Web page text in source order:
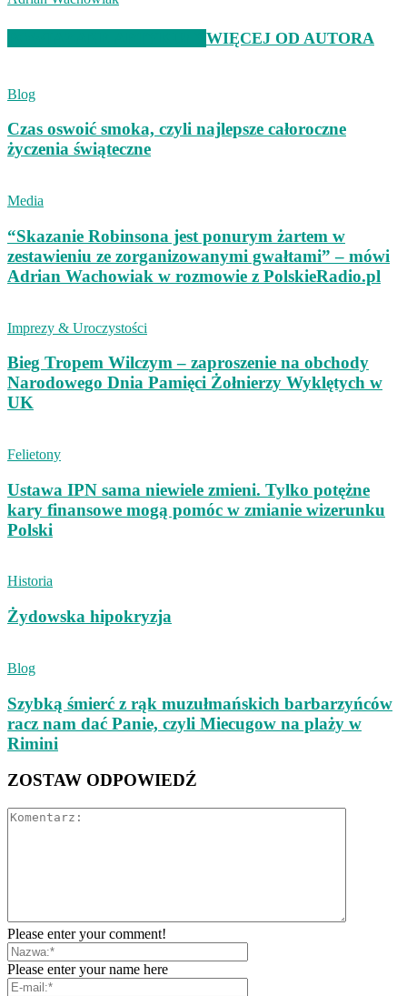
WIĘCEJ OD AUTORA
Blog
Czas oswoić smoka, czyli najlepsze całoroczne
życzenia świąteczne
Media
“Skazanie Robinsona jest ponurym żartem w
zestawieniu ze zorganizowanymi gwałtami” – mówi
Adrian Wachowiak w rozmowie z PolskieRadio.pl
Imprezy & Uroczystości
Bieg Tropem Wilczym – zaproszenie na obchody
Narodowego Dnia Pamięci Żołnierzy Wyklętych w
UK
Felietony
Ustawa IPN sama niewiele zmieni. Tylko potężne
kary finansowe mogą pomóc w zmianie wizerunku
Polski
Historia
Żydowska hipokryzja
Blog
Szybką śmierć z rąk muzułmańskich barbarzyńców
racz nam dać Panie, czyli Miecugow na plaży w
Rimini
ZOSTAW ODPOWIEDŹ
Please enter your comment!
Please enter your name here